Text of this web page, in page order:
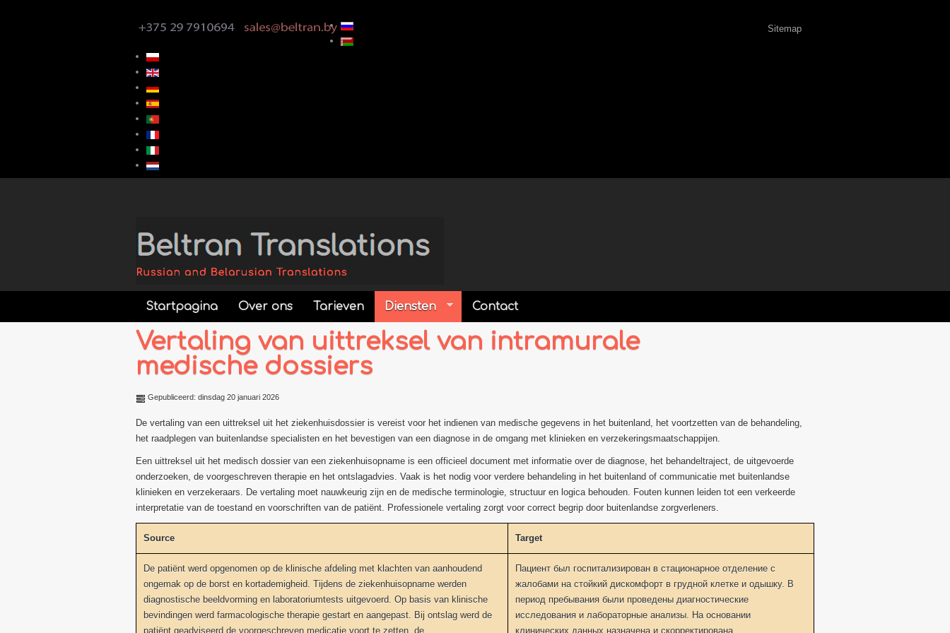
Sitemap
Startpagina Over ons Tarieven Diensten Contact
Vertaling van uittreksel van intramurale
medische dossiers
Gepubliceerd: dinsdag 20 januari 2026
De vertaling van een uittreksel uit het ziekenhuisdossier is vereist voor het indienen van medische gegevens in het buitenland, het voortzetten van de behandeling,
het raadplegen van buitenlandse specialisten en het bevestigen van een diagnose in de omgang met klinieken en verzekeringsmaatschappijen.
Een uittreksel uit het medisch dossier van een ziekenhuisopname is een officieel document met informatie over de diagnose, het behandeltraject, de uitgevoerde
onderzoeken, de voorgeschreven therapie en het ontslagadvies. Vaak is het nodig voor verdere behandeling in het buitenland of communicatie met buitenlandse
klinieken en verzekeraars. De vertaling moet nauwkeurig zijn en de medische terminologie, structuur en logica behouden. Fouten kunnen leiden tot een verkeerde
interpretatie van de toestand en voorschriften van de patiënt. Professionele vertaling zorgt voor correct begrip door buitenlandse zorgverleners.
Source Target
De patiënt werd opgenomen op de klinische afdeling met klachten van aanhoudend
ongemak op de borst en kortademigheid. Tijdens de ziekenhuisopname werden
diagnostische beeldvorming en laboratoriumtests uitgevoerd. Op basis van klinische
bevindingen werd farmacologische therapie gestart en aangepast. Bij ontslag werd de
patiënt geadviseerd de voorgeschreven medicatie voort te zetten, de
Пациент был госпитализирован в стационарное отделение с
жалобами на стойкий дискомфорт в грудной клетке и одышку. В
период пребывания были проведены диагностические
исследования и лабораторные анализы. На основании
клинических данных назначена и скорректирована